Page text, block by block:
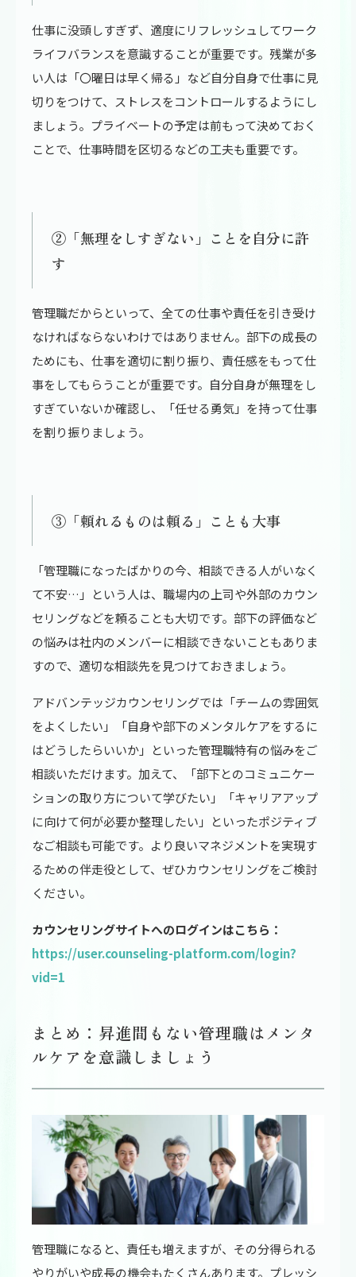
仕事に没頭しすぎず、適度にリフレッシュしてワーク
ライフバランスを意識することが重要です。残業が多
い人は「〇曜日は早く帰る」など自分自身で仕事に見
切りをつけて、ストレスをコントロールするようにし
ましょう。プライベートの予定は前もって決めておく
ことで、仕事時間を区切るなどの工夫も重要です。
②「無理をしすぎない」ことを自分に許
す
管理職だからといって、全ての仕事や責任を引き受け
なければならないわけではありません。部下の成長の
ためにも、仕事を適切に割り振り、責任感をもって仕
事をしてもらうことが重要です。自分自身が無理をし
すぎていないか確認し、「任せる勇気」を持って仕事
を割り振りましょう。
③「頼れるものは頼る」ことも大事
「管理職になったばかりの今、相談できる人がいなく
て不安…」という人は、職場内の上司や外部のカウン
セリングなどを頼ることも大切です。部下の評価など
の悩みは社内のメンバーに相談できないこともありま
すので、適切な相談先を見つけておきましょう。
アドバンテッジカウンセリングでは「チームの雰囲気
をよくしたい」「自身や部下のメンタルケアをするに
はどうしたらいいか」といった管理職特有の悩みをご
相談いただけます。加えて、「部下とのコミュニケー
ションの取り方について学びたい」「キャリアアップ
に向けて何が必要か整理したい」といったポジティブ
なご相談も可能です。より良いマネジメントを実現す
るための伴走役として、ぜひカウンセリングをご検討
ください。
カウンセリングサイトへのログインはこちら：
https://user.counseling-platform.com/login?
vid=1
まとめ：昇進間もない管理職はメンタ
ルケアを意識しましょう
管理職になると、責任も増えますが、その分得られる
やりがいや成長の機会もたくさんあります。プレッシ